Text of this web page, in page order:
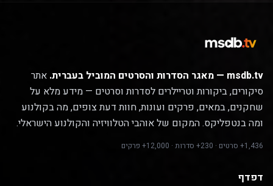
msdb.tv — מאגר הסדרות והסרטים המוביל בעברית.
אתר
סיקורים, ביקורות וטריילרים לסדרות וסרטים — מידע מלא על
שחקנים, במאים, פרקים ועונות, חוות דעת צופים, מה בקולנוע
ומה בנטפליקס. המקום של אוהבי הטלוויזיה והקולנוע הישראלי.
1,436+ סרטים · 230+ סדרות · 12,000+ פרקים
דפדף